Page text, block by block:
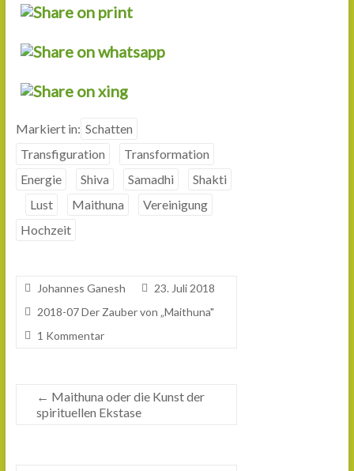
Markiert in: Schatten
Transfiguration
Transformation
Energie
Shiva Samadhi
Shakti
Lust
Maithuna
Vereinigung
Hochzeit
Johannes Ganesh
23. Juli 2018
2018-07 Der Zauber von „Maithuna"
1 Kommentar
← Maithuna oder die Kunst der
spirituellen Ekstase